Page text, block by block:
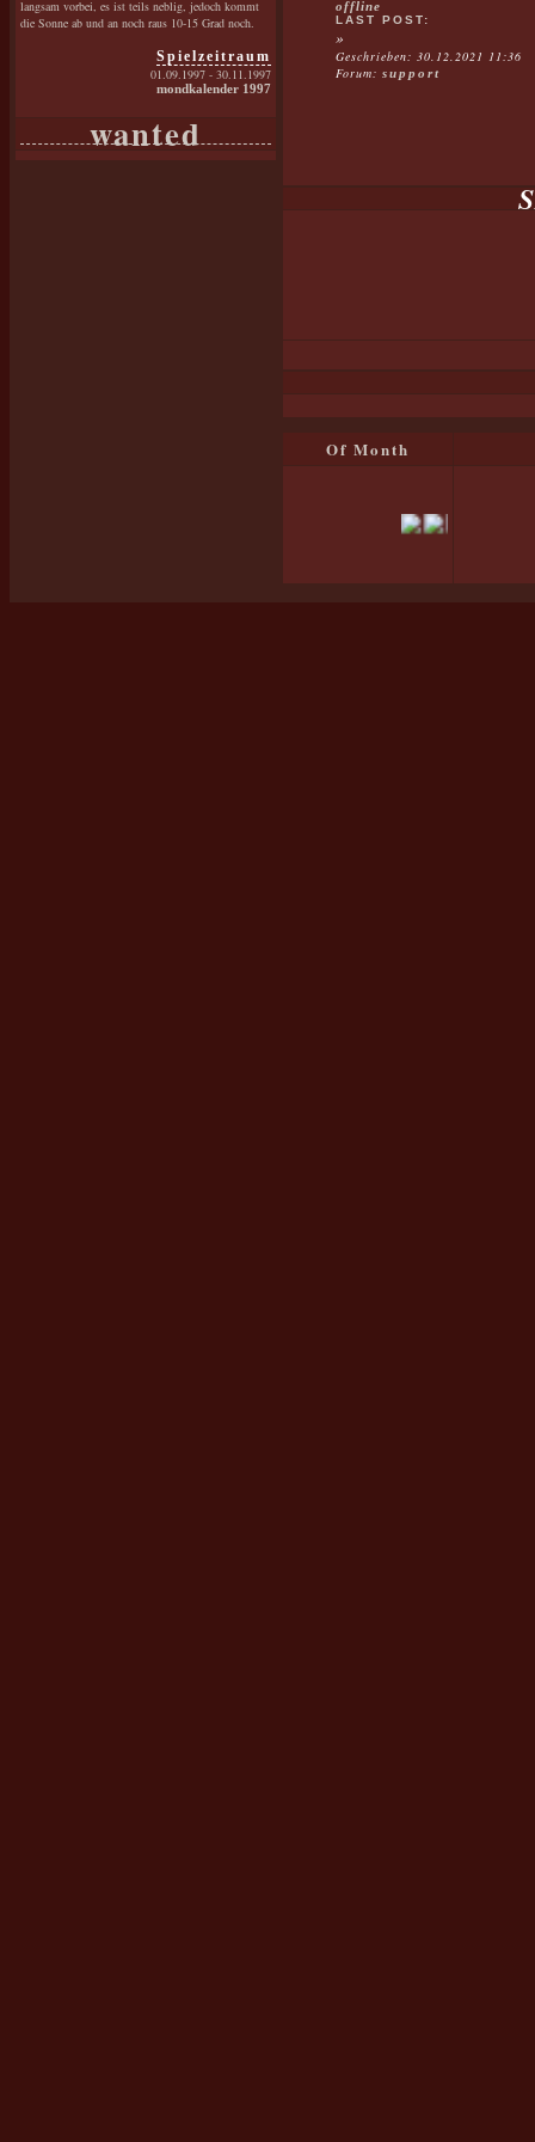
langsam vorbei, es ist teils neblig, jedoch kommt
die Sonne ab und an noch raus 10-15 Grad noch.
Spielzeitraum
01.09.1997 - 30.11.1997
mondkalender 1997
wanted
offline
LAST POST:
»
Geschrieben: 30.12.2021 11:36
Forum: support
Of Month